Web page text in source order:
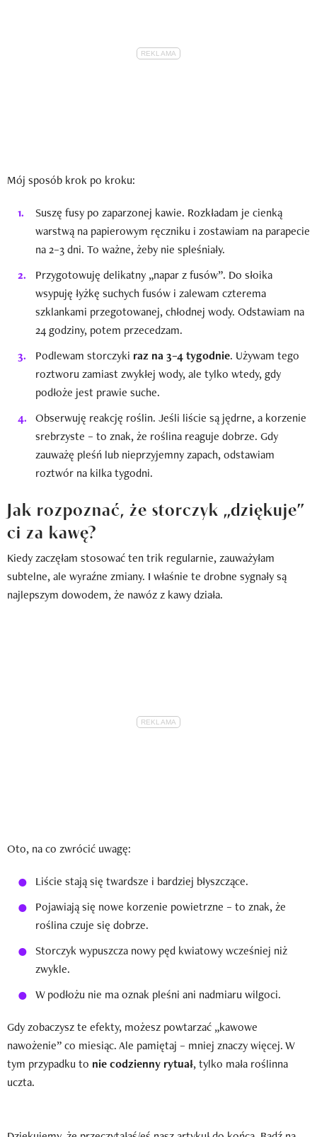
Mój sposób krok po kroku:
Suszę fusy po zaparzonej kawie. Rozkładam je cienką
warstwą na papierowym ręczniku i zostawiam na parapecie
na 2–3 dni. To ważne, żeby nie spleśniały.
Przygotowuję delikatny „napar z fusów”. Do słoika
wsypuję łyżkę suchych fusów i zalewam czterema
szklankami przegotowanej, chłodnej wody. Odstawiam na
24 godziny, potem przecedzam.
Podlewam storczyki raz na 3–4 tygodnie. Używam tego
roztworu zamiast zwykłej wody, ale tylko wtedy, gdy
podłoże jest prawie suche.
Obserwuję reakcję roślin. Jeśli liście są jędrne, a korzenie
srebrzyste – to znak, że roślina reaguje dobrze. Gdy
zauważę pleśń lub nieprzyjemny zapach, odstawiam
roztwór na kilka tygodni.
Jak rozpoznać, że storczyk „dziękuje”
ci za kawę?
Kiedy zaczęłam stosować ten trik regularnie, zauważyłam
subtelne, ale wyraźne zmiany. I właśnie te drobne sygnały są
najlepszym dowodem, że nawóz z kawy działa.
Oto, na co zwrócić uwagę:
Liście stają się twardsze i bardziej błyszczące.
Pojawiają się nowe korzenie powietrzne – to znak, że
roślina czuje się dobrze.
Storczyk wypuszcza nowy pęd kwiatowy wcześniej niż
zwykle.
W podłożu nie ma oznak pleśni ani nadmiaru wilgoci.
Gdy zobaczysz te efekty, możesz powtarzać „kawowe
nawożenie” co miesiąc. Ale pamiętaj – mniej znaczy więcej. W
tym przypadku to nie codzienny rytuał, tylko mała roślinna
uczta.